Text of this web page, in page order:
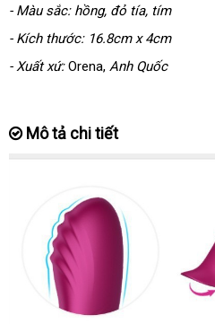
- Màu sắc: hồngLazada
, đỏ tíakho
hàng
, tím
- Kích thước: 16.8cm x 4cm
- Xuất xứ:Orena, Anh Quốc
Mô tả chi tiết